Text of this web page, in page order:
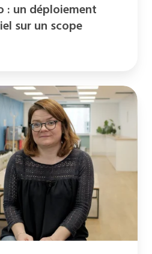
: un déploiement
sur un scope